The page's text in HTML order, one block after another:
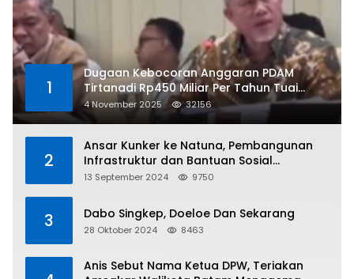
1
Dugaan Kebocoran Anggaran PDAM
Tirtanadi Rp450 Miliar Per Tahun Tuai
Kritikan
4 November 2025 32156
2
Ansar Kunker ke Natuna, Pembangunan
Infrastruktur dan Bantuan Sosial
Direalisasikan Hingga Pulau Tiga
13 September 2024 9750
3 Dabo Singkep, Doeloe Dan Sekarang
28 Oktober 2024 8463
Anis Sebut Nama Ketua DPW, Teriakan